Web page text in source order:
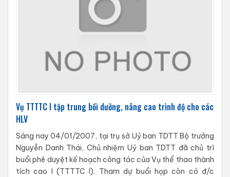
Vụ TTTTC I tập trung bồi dưỡng, nâng cao trình độ cho các
HLV
Sáng nay 04/01/2007, tại trụ sở Uỷ ban TDTT Bộ trưởng
Nguyễn Danh Thái, Chủ nhiệm Uỷ ban TDTT đã chủ trì
buổi phê duyệt kế hoạch công tác của Vụ thể thao thành
tích cao I (TTTTC I). Tham dự buổi họp còn có đ/c